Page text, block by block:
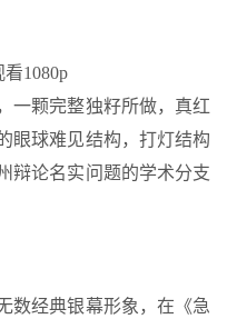
1080p
一颗完整独籽所做，真红
眼球难见结构，打灯结构
辩论名实问题的学术分支
数经典银幕形象，在《急